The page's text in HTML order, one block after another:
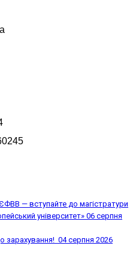
— вступайте до магістратури
університет» 06 серпня
зарахування! 04 серпня 2026